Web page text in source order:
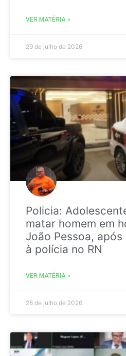
VER MATÉRIA »
29 de julho de 2026
Policia:
matar homem em
João Pessoa,
à polícia no RN
VER MATÉRIA »
28 de julho de 2026